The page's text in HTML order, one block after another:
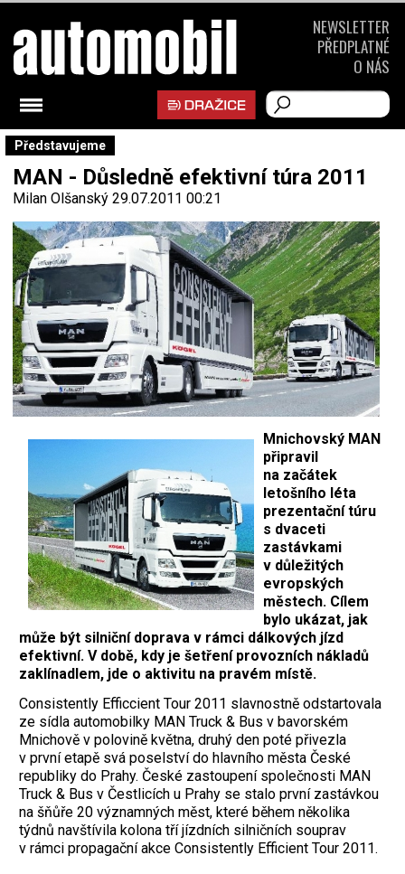
Představujeme
MAN - Důsledně efektivní túra 2011
Milan Olšanský 29.07.2011 00:21
Mnichovský MAN
připravil
na začátek
letošního léta
prezentační túru
s dvaceti
zastávkami
v důležitých
evropských
městech. Cílem
bylo ukázat, jak
může být silniční doprava v rámci dálkových jízd
efektivní. V době, kdy je šetření provozních nákladů
zaklínadlem, jde o aktivitu na pravém místě.
Consistently Efficcient Tour 2011 slavnostně odstartovala
ze sídla automobilky MAN Truck & Bus v bavorském
Mnichově v polovině května, druhý den poté přivezla
v první etapě svá poselství do hlavního města České
republiky do Prahy. České zastoupení společnosti MAN
Truck & Bus v Čestlicích u Prahy se stalo první zastávkou
na šňůře 20 významných měst, které během několika
týdnů navštívila kolona tří jízdních silničních souprav
v rámci propagační akce Consistently Efficient Tour 2011.
NEWSLETTER
PŘEDPLATNÉ
O NÁS